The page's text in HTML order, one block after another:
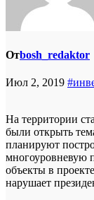
Отbosh_redaktor
Июл 2, 2019
На территории
были открыть
планируют
многоуровневую
объекты в
нарушает